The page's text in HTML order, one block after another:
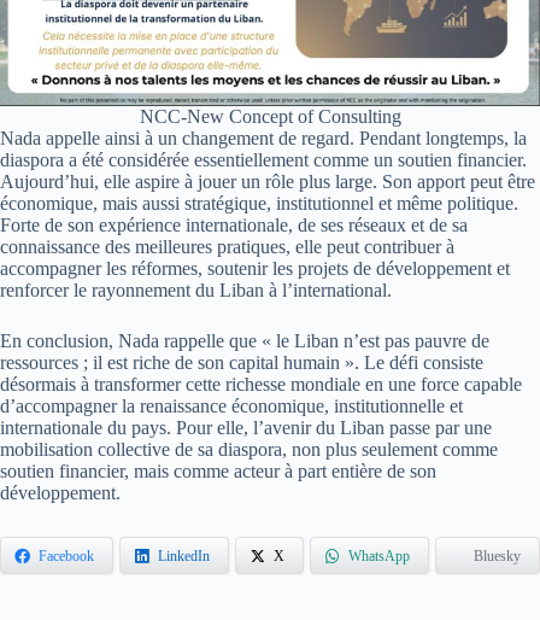
NCC-New Concept of Consulting
Nada appelle ainsi à un changement de regard. Pendant longtemps, la
diaspora a été considérée essentiellement comme un soutien financier.
Aujourd’hui, elle aspire à jouer un rôle plus large. Son apport peut être
économique, mais aussi stratégique, institutionnel et même politique.
Forte de son expérience internationale, de ses réseaux et de sa
connaissance des meilleures pratiques, elle peut contribuer à
accompagner les réformes, soutenir les projets de développement et
renforcer le rayonnement du Liban à l’international.
En conclusion, Nada rappelle que « le Liban n’est pas pauvre de
ressources ; il est riche de son capital humain ». Le défi consiste
désormais à transformer cette richesse mondiale en une force capable
d’accompagner la renaissance économique, institutionnelle et
internationale du pays. Pour elle, l’avenir du Liban passe par une
mobilisation collective de sa diaspora, non plus seulement comme
soutien financier, mais comme acteur à part entière de son
développement.
Facebook LinkedIn X WhatsApp Bluesky